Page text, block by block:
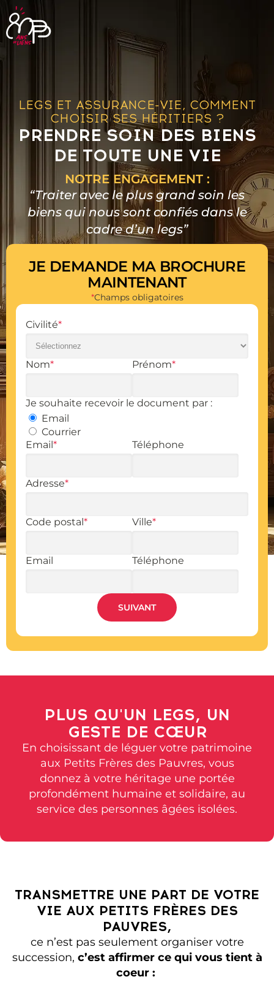
LEGS ET ASSURANCE-VIE, COMMENT
CHOISIR SES HÉRITIERS ?
PRENDRE SOIN DES BIENS
DE TOUTE UNE VIE
NOTRE ENGAGEMENT :
“Traiter avec le plus grand soin les
biens qui nous sont confiés dans le
cadre d’un legs”
Je demande ma brochure maintenant
JE DEMANDE MA BROCHURE
MAINTENANT
*Champs obligatoires
Civilité*
Nom* Prénom*
Je souhaite recevoir le document par :
Email
Courrier
Email* Téléphone
Adresse*
Code postal* Ville*
Email Téléphone
SUIVANT
PLUS QU'UN LEGS, UN
GESTE DE CŒUR
En choisissant de léguer votre patrimoine
aux Petits Frères des Pauvres, vous
donnezà votre héritage une portée
profondément humaine et solidaire, au
service des personnes âgées isolées.
TRANSMETTRE UNE PART DE VOTRE
VIE AUX PETITS FRÈRES DES
PAUVRES,
ce n’est pas seulement organiser votre
succession, c’est affirmer ce qui vous tient à
coeur :